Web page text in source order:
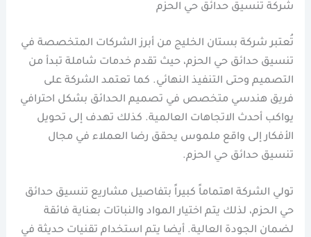
شركة تنسيق حدائق حي الحزم
تُعتبر شركة بستان الخليج من أبرز الشركات المتخصصة في
تنسيق حدائق حي الحزم، حيث تقدم خدمات شاملة تبدأ من
التصميم وحتى التنفيذ النهائي. كما تعتمد الشركة على
فريق هندسي متخصص في تصميم الحدائق بشكل احترافي
يواكب أحدث الاتجاهات العالمية. كذلك تهدف إلى تحويل
الأفكار إلى واقع ملموس يحقق رضا العملاء في مجال
تنسيق حدائق حي الحزم.
تولي الشركة اهتماماً كبيراً بتفاصيل مشاريع تنسيق حدائق
حي الحزم، لذلك يتم اختيار المواد والنباتات بعناية فائقة
لضمان الجودة العالية. أيضا يتم استخدام تقنيات حديثة في